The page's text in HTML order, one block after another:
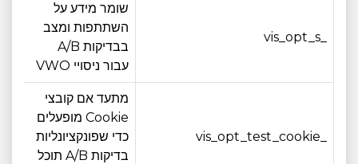
שומר מידע על
השתתפות ומצב
בבדיקות A/B
עבור ניסויי VWO
מתעד אם קובצי
Cookie מופעלים
כדי שפונקציונליות
בדיקות A/B תוכל